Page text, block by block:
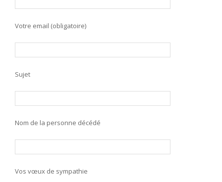
Votre email (obligatoire)
Sujet
Nom de la personne décédé
Vos vœux de sympathie